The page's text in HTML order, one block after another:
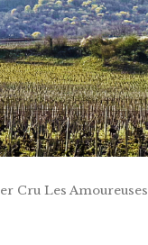
Cru Les Amoureuses